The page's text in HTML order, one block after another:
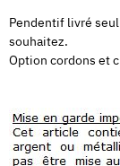
Pendentif livré
souhaitez.
Option cordons et